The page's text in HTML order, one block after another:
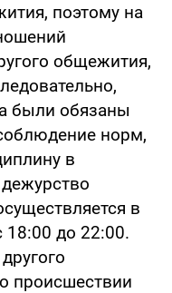
поэтому на
общежития,
были обязаны
норм,
в
в
18:00 до 22:00.
происшествии